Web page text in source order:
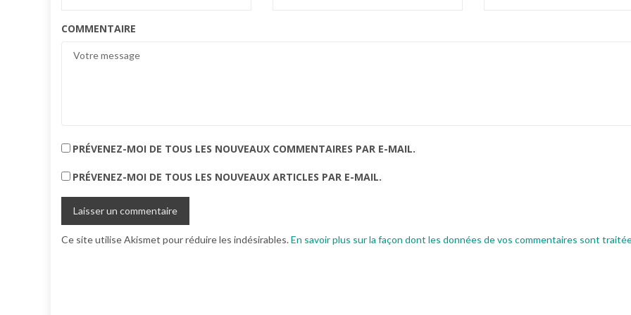
COMMENTAIRE
PRÉVENEZ-MOI DE TOUS LES NOUVEAUX COMMENTAIRES PAR E-MAIL.
PRÉVENEZ-MOI DE TOUS LES NOUVEAUX ARTICLES PAR E-MAIL.
Ce site utilise Akismet pour réduire les indésirables.En savoir plus sur la façon dont les données de vos commentaires sont